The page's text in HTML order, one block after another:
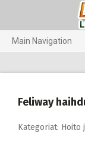
Main Navigation
Pieneläimet
Feliway
Kategoriat: Hoito